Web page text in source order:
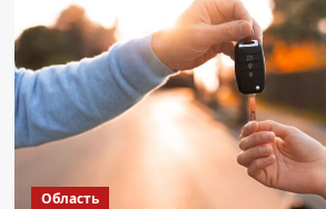
Область